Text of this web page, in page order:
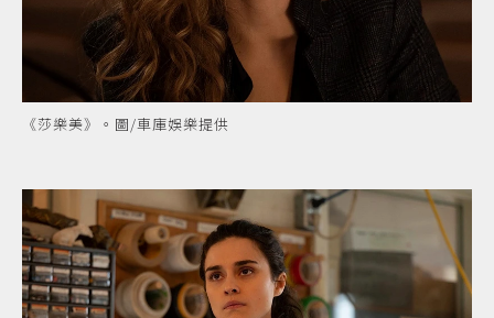
《莎樂美》。圖/車庫娛樂提供